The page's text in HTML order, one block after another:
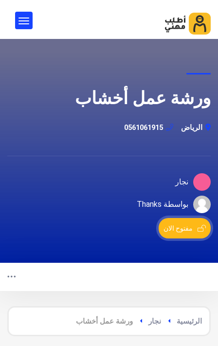
ورشة عمل أخشاب
الرياض 0561061915
نجار
بواسطة Thanks
مفتوح الان
الرئيسية نجار ورشة عمل أخشاب